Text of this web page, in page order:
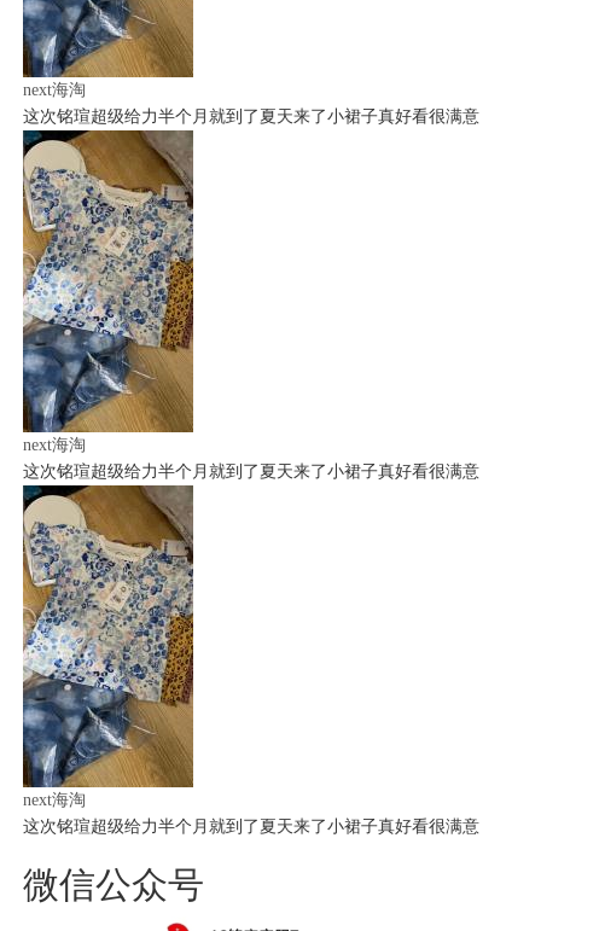
next海淘
这次铭瑄超级给力半个月就到了夏天来了小裙子真好看很满意
next海淘
这次铭瑄超级给力半个月就到了夏天来了小裙子真好看很满意
next海淘
这次铭瑄超级给力半个月就到了夏天来了小裙子真好看很满意
微信公众号